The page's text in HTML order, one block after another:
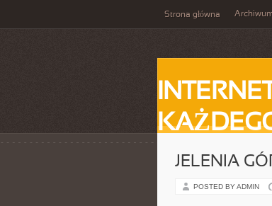
Strona główna
JELENIA
POSTED BY ADMIN